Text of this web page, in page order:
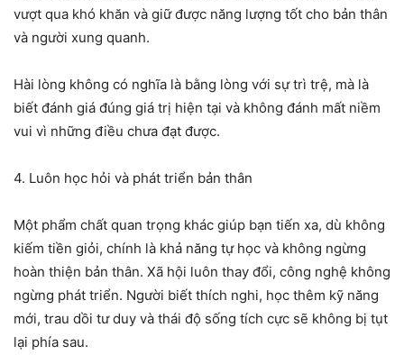
vượt qua khó khăn và giữ được năng lượng tốt cho bản thân
và người xung quanh.
Hài lòng không có nghĩa là bằng lòng với sự trì trệ, mà là
biết đánh giá đúng giá trị hiện tại và không đánh mất niềm
vui vì những điều chưa đạt được.
4. Luôn học hỏi và phát triển bản thân
Một phẩm chất quan trọng khác giúp bạn tiến xa, dù không
kiếm tiền giỏi, chính là khả năng tự học và không ngừng
hoàn thiện bản thân. Xã hội luôn thay đổi, công nghệ không
ngừng phát triển. Người biết thích nghi, học thêm kỹ năng
mới, trau dồi tư duy và thái độ sống tích cực sẽ không bị tụt
lại phía sau.